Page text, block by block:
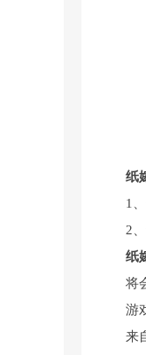
纸
1
2
纸
将
游
来